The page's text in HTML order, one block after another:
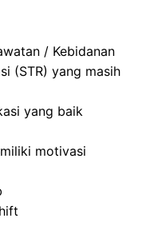
/ Kebidanan
(STR) yang masih
yang baik
motivasi